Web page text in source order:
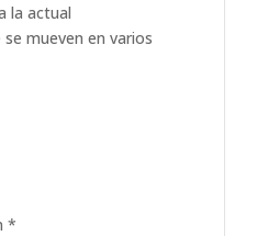
la actual
mueven en varios
*